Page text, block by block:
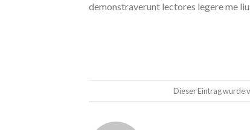
demonstraverunt lectores legere me
Dieser Eintrag wurde